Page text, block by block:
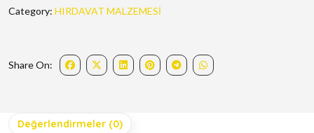
Category: HIRDAVAT MALZEMESİ
Share On:
Değerlendirmeler (0)